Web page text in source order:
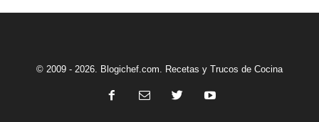
© 2009 - 2026. Blogichef.com. Recetas y Trucos de Cocina